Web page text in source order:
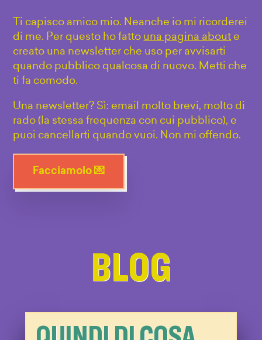
Ti capisco amico mio. Neanche io mi ricorderei
di me. Per questo ho fatto una pagina about e
creato una newsletter che uso per avvisarti
quando pubblico qualcosa di nuovo. Metti che
ti fa comodo.
Una newsletter? Sì: email molto brevi, molto di
rado (la stessa frequenza con cui pubblico), e
puoi cancellarti quando vuoi. Non mi offendo.
Facciamolo 💌
BLOG